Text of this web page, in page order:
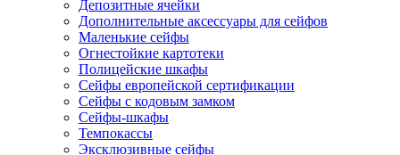
Депозитные ячейки
Дополнительные аксессуары для сейфов
Маленькие сейфы
Огнестойкие картотеки
Полицейские шкафы
Сейфы европейской сертификации
Сейфы с кодовым замком
Сейфы-шкафы
Темпокассы
Эксклюзивные сейфы